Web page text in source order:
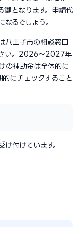
鍵となります。申請代
るでしょう。
八王子市の相談窓口
さい。2026〜2027年
の補助金は全体的に
的にチェックすること
付けています。